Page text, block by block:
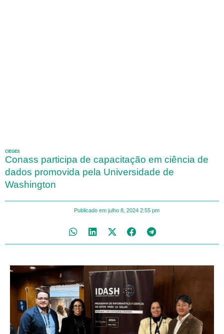
CIEGES
Conass participa de capacitação em ciência de
dados promovida pela Universidade de
Washington
Publicado em julho 8, 2024 2:55 pm